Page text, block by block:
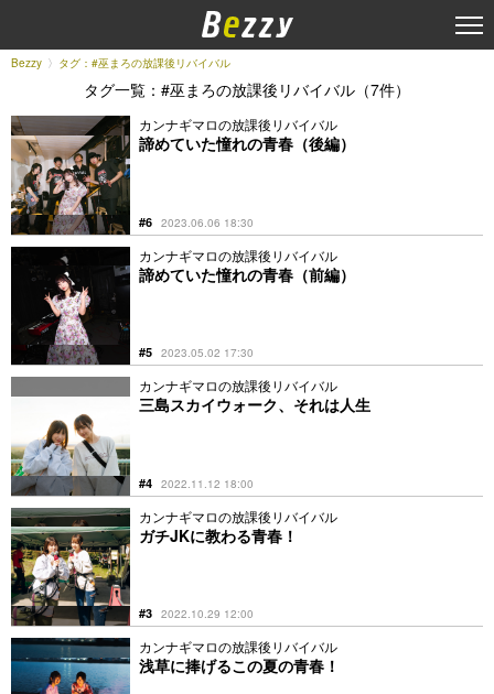
Bezzy タグ：#巫まろの放課後リバイバル
タグ一覧：#巫まろの放課後リバイバル（7件）
カンナギマロの放課後リバイバル
諦めていた憧れの青春（後編）
#6 2023.06.06 18:30
カンナギマロの放課後リバイバル
諦めていた憧れの青春（前編）
#5 2023.05.02 17:30
カンナギマロの放課後リバイバル
三島スカイウォーク、それは人生
#4 2022.11.12 18:00
カンナギマロの放課後リバイバル
ガチJKに教わる青春！
#3 2022.10.29 12:00
カンナギマロの放課後リバイバル
浅草に捧げるこの夏の青春！